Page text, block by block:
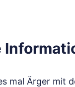
mal Ärger mit